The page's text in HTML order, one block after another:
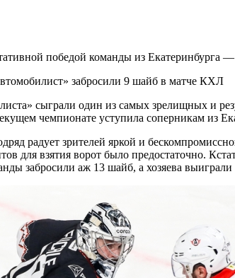
победой команды из Екатеринбурга
сыграли один из самых зрелищных и
чемпионате уступила соперникам из
радует зрителей яркой и
для взятия ворот было предостаточно.
забросили аж 13 шайб, а хозяева выиграли